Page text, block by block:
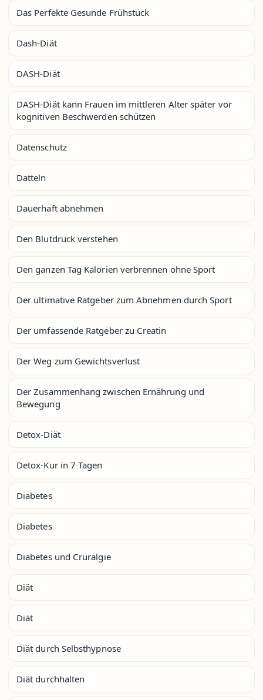
Das Perfekte Gesunde Frühstück
Dash-Diät
DASH-Diät
DASH-Diät kann Frauen im mittleren Alter später vor
kognitiven Beschwerden schützen
Datenschutz
Datteln
Dauerhaft abnehmen
Den Blutdruck verstehen
Den ganzen Tag Kalorien verbrennen ohne Sport
Der ultimative Ratgeber zum Abnehmen durch Sport
Der umfassende Ratgeber zu Creatin
Der Weg zum Gewichtsverlust
Der Zusammenhang zwischen Ernährung und
Bewegung
Detox-Diät
Detox-Kur in 7 Tagen
Diabetes
Diabetes
Diabetes und Cruralgie
Diät
Diät
Diät durch Selbsthypnose
Diät durchhalten